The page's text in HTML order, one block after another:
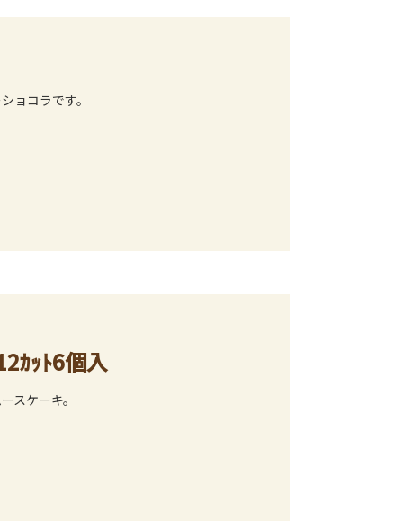
ョコラです。
ｶｯﾄ6個入
スケーキ。